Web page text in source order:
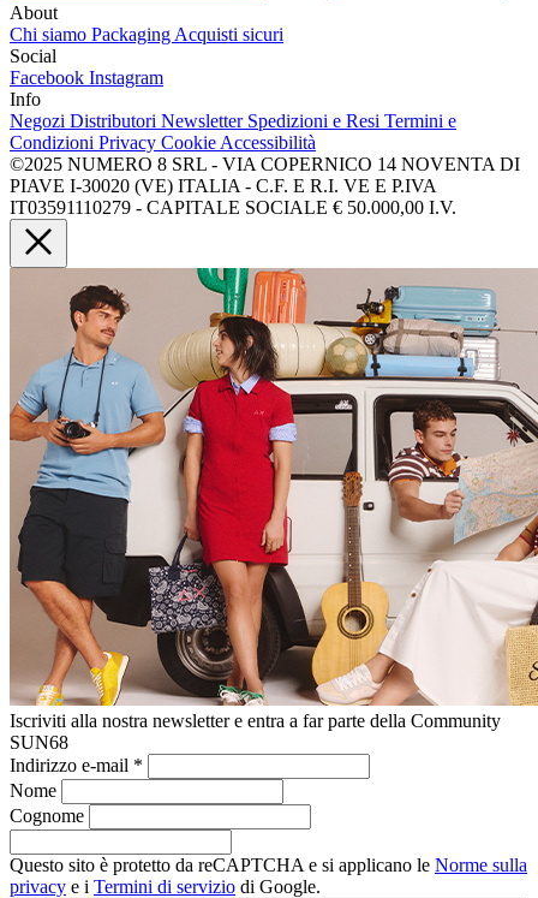
About
Chi siamo Packaging Acquisti sicuri
Social
Facebook Instagram
Info
Negozi Distributori Newsletter Spedizioni e Resi Termini e
Condizioni Privacy Cookie Accessibilità
©2025 NUMERO 8 SRL - VIA COPERNICO 14 NOVENTA DI
PIAVE I-30020 (VE) ITALIA - C.F. E R.I. VE E P.IVA
IT03591110279 - CAPITALE SOCIALE € 50.000,00 I.V.
Iscriviti alla nostra newsletter e entra a far parte della Community
SUN68
Indirizzo e-mail *
Nome
Cognome
Questo sito è protetto da reCAPTCHA e si applicano le Norme sulla
privacy e i Termini di servizio di Google.